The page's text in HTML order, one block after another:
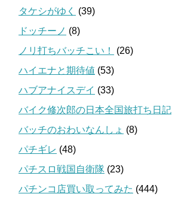
タケシがゆく
(39)
ドッチーノ (8)
ノリ打ちバッチこい！
(26)
ハイエナと期待値 (53)
ハブアナイスデイ (33)
バイク修次郎の日本全国旅打ち日記
バッチのおわいなんしょ (8)
パチギレ (48)
パチスロ戦国自衛隊 (23)
パチンコ店買い取ってみた (444)